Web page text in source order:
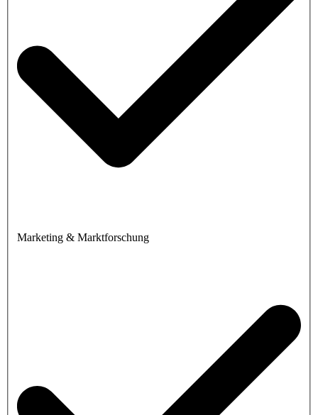
Marketing & Marktforschung